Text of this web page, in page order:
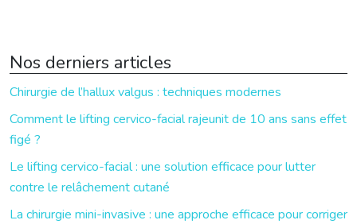
Nos derniers articles
Chirurgie de l’hallux valgus : techniques modernes
Comment le lifting cervico-facial rajeunit de 10 ans sans effet
figé ?
Le lifting cervico-facial : une solution efficace pour lutter
contre le relâchement cutané
La chirurgie mini-invasive : une approche efficace pour corriger